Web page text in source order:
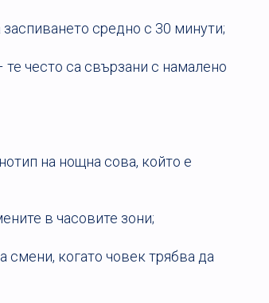
средно с 30 минути;
често са свързани с намалено
на нощна сова, който е
в часовите зони;
смени, когато човек трябва да